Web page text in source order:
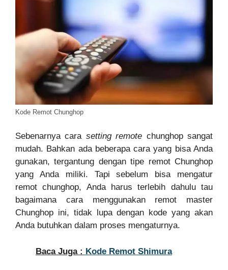
Kode Remot Chunghop
Sebenarnya cara setting remote chunghop sangat
mudah. Bahkan ada beberapa cara yang bisa Anda
gunakan, tergantung dengan tipe remot Chunghop
yang Anda miliki. Tapi sebelum bisa mengatur
remot chunghop, Anda harus terlebih dahulu tau
bagaimana cara menggunakan remot master
Chunghop ini, tidak lupa dengan kode yang akan
Anda butuhkan dalam proses mengaturnya.
Baca Juga : Kode Remot Shimura